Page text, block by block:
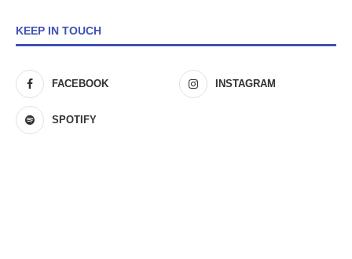
KEEP IN TOUCH
FACEBOOK INSTAGRAM
SPOTIFY